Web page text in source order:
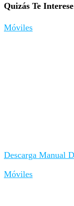
Quizás Te Interese
Móviles
Descarga Manual
Móviles